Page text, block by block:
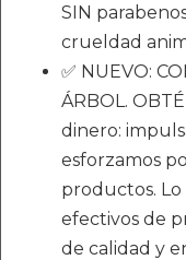
SIN
crueldad
✅ NUEVO:
ÁRBOL.
dinero:
esforzamos
productos.
efectivos de
de calidad y